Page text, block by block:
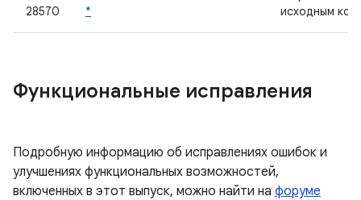
28570
*
исходным
Функциональные исправления
Подробную информацию об исправлениях ошибок и
улучшениях функциональных возможностей,
включенных в этот выпуск, можно найти на форуме